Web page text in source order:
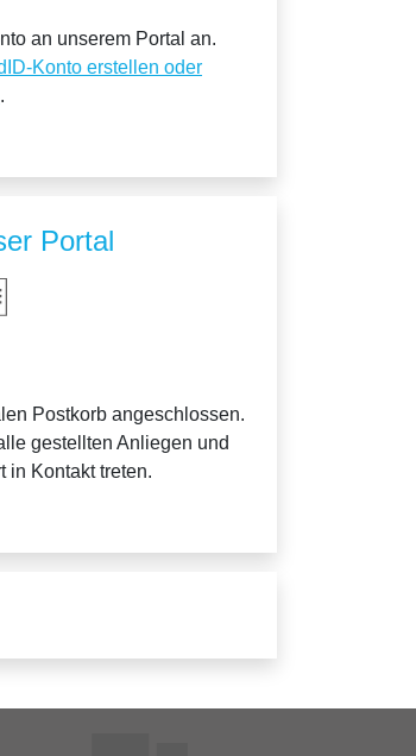
an unserem Portal an.
Konto erstellen oder
.
Portal
Postkorb angeschlossen.
gestellten Anliegen und
in Kontakt treten.